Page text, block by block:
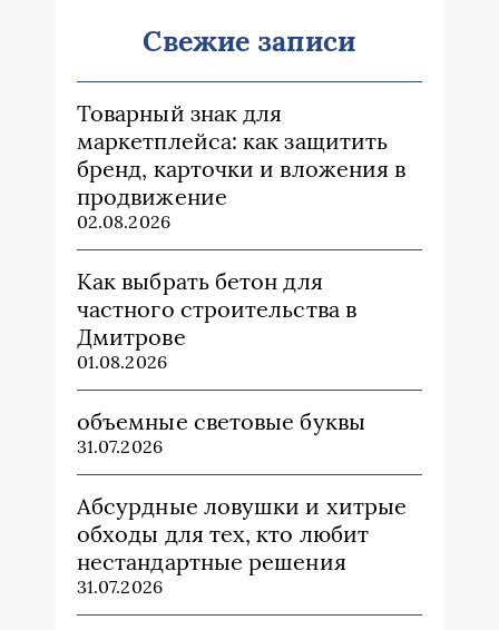
Свежие записи
Товарный знак для
маркетплейса: как защитить
бренд, карточки и вложения в
продвижение
02.08.2026
Как выбрать бетон для
частного строительства в
Дмитрове
01.08.2026
объемные световые буквы
31.07.2026
Абсурдные ловушки и хитрые
обходы для тех, кто любит
нестандартные решения
31.07.2026